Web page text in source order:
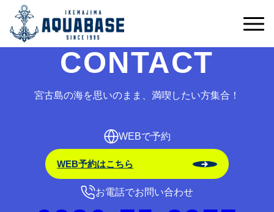
予約受付期間外です。
CONTACT
宮古島の海を思いのまま、満喫したい方集合！
WEBで予約
WEB予約はこちら
お電話でお問い合わせ